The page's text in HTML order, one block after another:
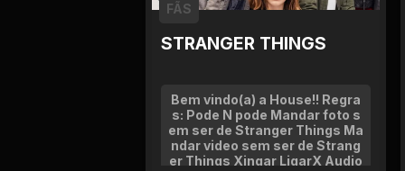
Tecnologias da
Viagem e Turismo
STRANGER THINGS
FÃS
Bem vindo(a) a House!! Regra
s: Pode N pode Mandar foto s
em ser de Stranger Things Ma
ndar video sem ser de Strang
er Things Xingar LigarX Audio